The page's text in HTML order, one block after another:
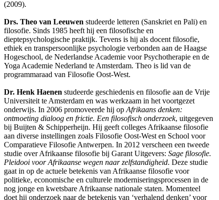
(2009).
Drs. Theo van Leeuwen studeerde letteren (Sanskriet en Pali) en
filosofie. Sinds 1985 heeft hij een filosofische en
dieptepsychologische praktijk. Tevens is hij als docent filosofie,
ethiek en transpersoonlijke psychologie verbonden aan de Haagse
Hogeschool, de Nederlandse Academie voor Psychotherapie en de
Yoga Academie Nederland te Amsterdam. Theo is lid van de
programmaraad van Filosofie Oost-West.
Dr. Henk Haenen studeerde geschiedenis en filosofie aan de Vrije
Universiteit te Amsterdam en was werkzaam in het voortgezet
onderwijs. In 2006 promoveerde hij op Afrikaans denken:
ontmoeting dialoog en frictie. Een filosofisch onderzoek, uitgegeven
bij Buijten & Schipperheijn. Hij geeft colleges Afrikaanse filosofie
aan diverse instellingen zoals Filosofie Oost-West en School voor
Comparatieve Filosofie Antwerpen. In 2012 verscheen een tweede
studie over Afrikaanse filosofie bij Garant Uitgevers: Sage filosofie.
Pleidooi voor Afrikaanse wegen naar zelfstandigheid. Deze studie
gaat in op de actuele betekenis van Afrikaanse filosofie voor
politieke, economische en culturele moderniseringsprocessen in de
nog jonge en kwetsbare Afrikaanse nationale staten. Momenteel
doet hij onderzoek naar de betekenis van ‘verhalend denken’ voor